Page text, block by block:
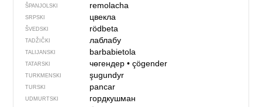
ŠPANJOLSKI remolacha
SRPSKI цвекла
ŠVEDSKI rödbeta
TADŽIČKI лаблабу
TALIJANSKI barbabietola
TATARSKI чөгендер• çögender
TURKMENSKI şugundyr
TURSKI pancar
UDMURTSKI гордкушман